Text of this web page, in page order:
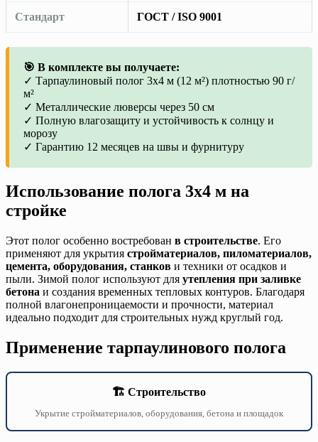
Стандарт ГОСТ / ISO 9001
🎯 В комплекте вы получаете:
✓ Тарпаулиновый полог 3х4 м (12 м²) плотностью 90 г/
м²
✓ Металлические люверсы через 50 см
✓ Полную влагозащиту и устойчивость к солнцу и
морозу
✓ Гарантию 12 месяцев на швы и фурнитуру
Использование полога 3х4 м на
стройке
Этот полог особенно востребован в строительстве. Его
применяют для укрытия стройматериалов, пиломатериалов,
цемента, оборудования, станков и техники от осадков и
пыли. Зимой полог используют для утепления при заливке
бетона и создания временных тепловых контуров. Благодаря
полной влагонепроницаемости и прочности, материал
идеально подходит для строительных нужд круглый год.
Применение тарпаулинового полога
🏗️ Строительство
Укрытие стройматериалов, оборудования, бетона и площадок